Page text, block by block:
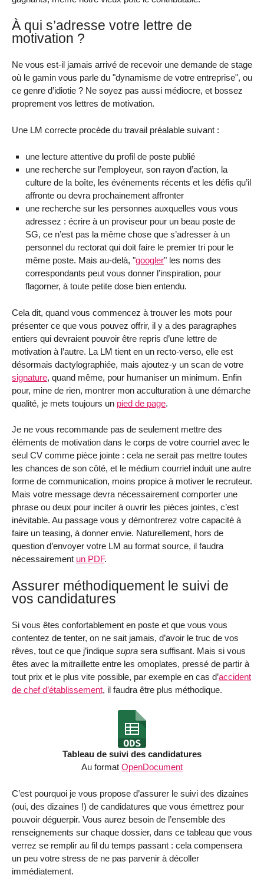
À qui s’adresse votre lettre de
motivation ?
Ne vous est-il jamais arrivé de recevoir une demande de stage
où le gamin vous parle du "dynamisme de votre entreprise", ou
ce genre d’idiotie ? Ne soyez pas aussi médiocre, et bossez
proprement vos lettres de motivation.
Une LM correcte procède du travail préalable suivant :
une lecture attentive du profil de poste publié
une recherche sur l’employeur, son rayon d’action, la
culture de la boîte, les événements récents et les défis qu’il
affronte ou devra prochainement affronter
une recherche sur les personnes auxquelles vous vous
adressez : écrire à un proviseur pour un beau poste de
SG, ce n’est pas la même chose que s’adresser à un
personnel du rectorat qui doit faire le premier tri pour le
même poste. Mais au-delà, "googler" les noms des
correspondants peut vous donner l’inspiration, pour
flagorner, à toute petite dose bien entendu.
Cela dit, quand vous commencez à trouver les mots pour
présenter ce que vous pouvez offrir, il y a des paragraphes
entiers qui devraient pouvoir être repris d’une lettre de
motivation à l’autre. La LM tient en un recto-verso, elle est
désormais dactylographiée, mais ajoutez-y un scan de votre
signature, quand même, pour humaniser un minimum. Enfin
pour, mine de rien, montrer mon acculturation à une démarche
qualité, je mets toujours un pied de page.
Je ne vous recommande pas de seulement mettre des
éléments de motivation dans le corps de votre courriel avec le
seul CV comme pièce jointe : cela ne serait pas mettre toutes
les chances de son côté, et le médium courriel induit une autre
forme de communication, moins propice à motiver le recruteur.
Mais votre message devra nécessairement comporter une
phrase ou deux pour inciter à ouvrir les pièces jointes, c’est
inévitable. Au passage vous y démontrerez votre capacité à
faire un teasing, à donner envie. Naturellement, hors de
question d’envoyer votre LM au format source, il faudra
nécessairement un PDF.
Assurer méthodiquement le suivi de
vos candidatures
Si vous êtes confortablement en poste et que vous vous
contentez de tenter, on ne sait jamais, d’avoir le truc de vos
rêves, tout ce que j’indique supra sera suffisant. Mais si vous
êtes avec la mitraillette entre les omoplates, pressé de partir à
tout prix et le plus vite possible, par exemple en cas d’accident
de chef d’établissement, il faudra être plus méthodique.
Tableau de suivi des candidatures
Au format OpenDocument
C’est pourquoi je vous propose d’assurer le suivi des dizaines
(oui, des dizaines !) de candidatures que vous émettrez pour
pouvoir déguerpir. Vous aurez besoin de l’ensemble des
renseignements sur chaque dossier, dans ce tableau que vous
verrez se remplir au fil du temps passant : cela compensera
un peu votre stress de ne pas parvenir à décoller
immédiatement.